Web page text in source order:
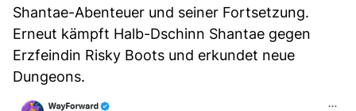
Shantae-Abenteuer und seiner Fortsetzung.
Erneut kämpft Halb-Dschinn Shantae gegen
Erzfeindin Risky Boots und erkundet neue
Dungeons.